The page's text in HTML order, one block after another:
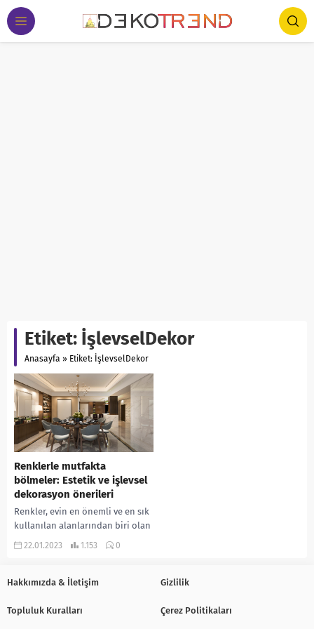
Etiket: İşlevselDekor
Anasayfa » Etiket: İşlevselDekor
Renklerle mutfakta
bölmeler: Estetik ve işlevsel
dekorasyon önerileri
Renkler, evin en önemli ve en sık
kullanılan alanlarından biri olan
mutfakta özgün bir dekorasyon
22.01.2023 1.153 0
Hakkımızda & İletişim Gizlilik
Topluluk Kuralları Çerez Politikaları